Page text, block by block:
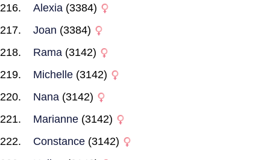
Alexia (3384)
Joan (3384)
Rama (3142)
Michelle (3142)
Nana (3142)
Marianne (3142)
Constance (3142)